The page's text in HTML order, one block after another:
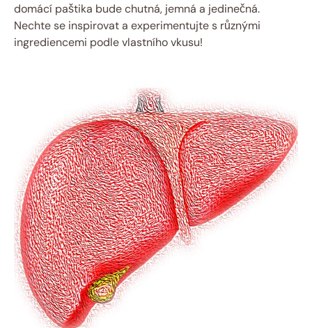
domácí paštika bude chutná, jemná a jedinečná.
Nechte se inspirovat a experimentujte s různými
ingrediencemi podle vlastního vkusu!